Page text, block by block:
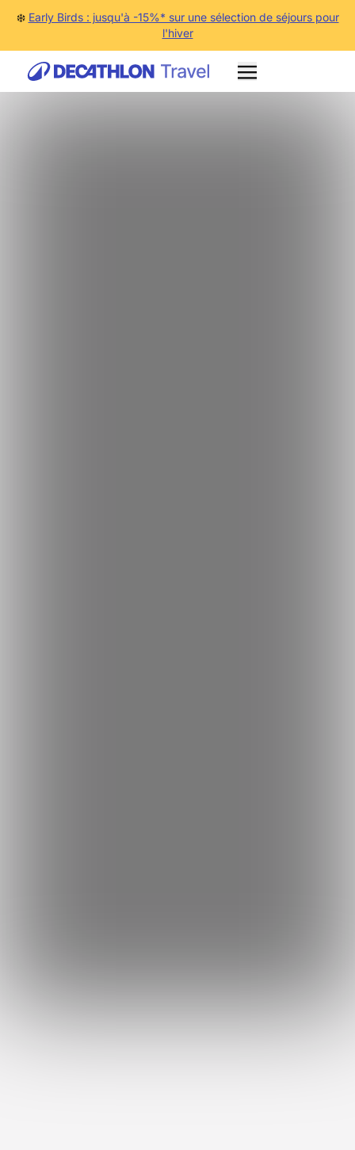
❄️ Early Birds : jusqu'à -15%* sur une sélection de séjours pour
l'hiver